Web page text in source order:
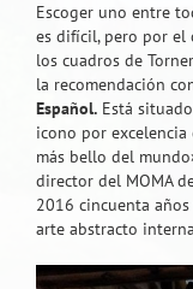
Escoger uno entre
es difícil, pero por el
los cuadros de
la recomendación
Español. Está
icono por excelencia
más bello del
director del MOMA
2016 cincuenta
arte abstracto